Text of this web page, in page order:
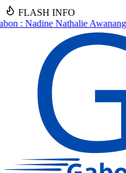
FLASH INFO
officiellement installée